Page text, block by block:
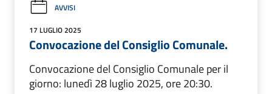
AVVISI
17 LUGLIO 2025
Convocazione del Consiglio Comunale.
Convocazione del Consiglio Comunale per il
giorno: lunedì 28 luglio 2025, ore 20:30.